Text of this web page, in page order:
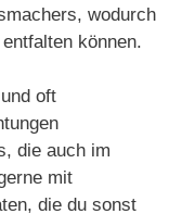
wodurch
können.
oft
die auch im
mit
die du sonst